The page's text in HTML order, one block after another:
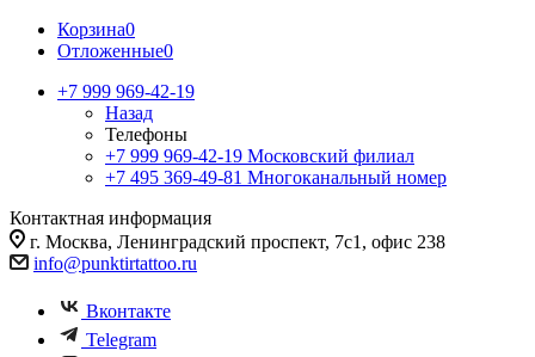
Корзина0
Отложенные0
+7 999 969-42-19
Назад
Телефоны
+7 999 969-42-19 Московский филиал
+7 495 369-49-81 Многоканальный номер
Контактная информация
г. Москва, Ленинградский проспект, 7с1, офис 238
info@punktirtattoo.ru
Вконтакте
Telegram